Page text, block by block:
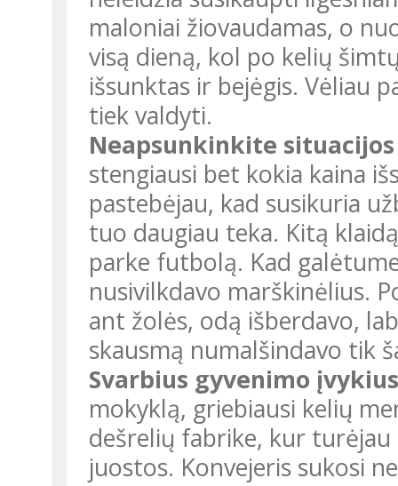
maloniai žiovaudamas, o
visą dieną, kol po kelių
išsunktas ir bejėgis. Vėliau
tiek valdyti.
Neapsunkinkite
stengiausi bet kokia kaina
pastebėjau, kad susikuria
tuo daugiau teka. Kitą
parke futbolą. Kad
nusivilkdavo marškinėlius.
ant žolės, odą išberdavo,
skausmą numalšindavo tik
Svarbius gyvenimo
mokyklą, griebiausi kelių
dešrelių fabrike, kur
juostos. Konvejeris sukosi